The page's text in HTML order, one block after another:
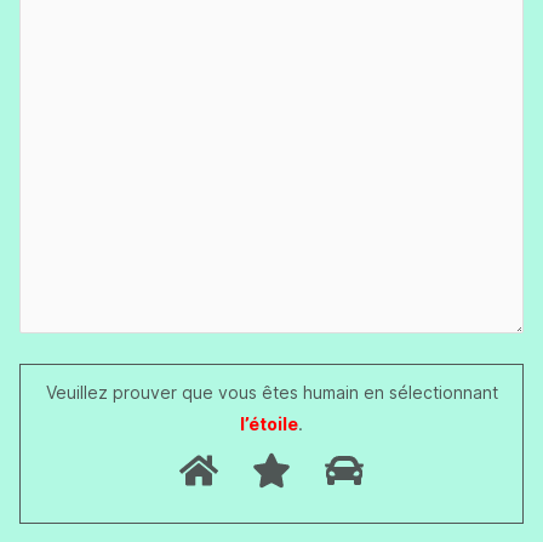
Veuillez prouver que vous êtes humain en sélectionnant
l’étoile.